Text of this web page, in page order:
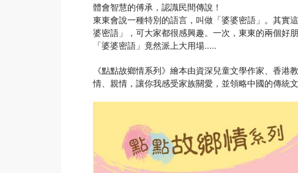
體會智慧的傅承，認識民間傳說！
東東會說一種特別的語言，叫做「婆婆密語」。其
婆密語」，可大家都很感興趣。一次，東東的兩個好
「婆婆密語」竟然派上大用場.....
《點點故鄉情系列》繪本由資深兒童文學作家、香
情、親情，讓你我感受家族關愛，並領略中國的傳統文